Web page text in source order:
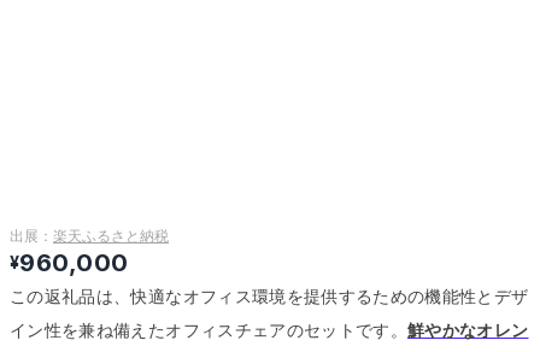
出展： 楽天ふるさと納税
¥960,000
この返礼品は、快適なオフィス環境を提供するための機能性とデザ
イン性を兼ね備えたオフィスチェアのセットです。鮮やかなオレン